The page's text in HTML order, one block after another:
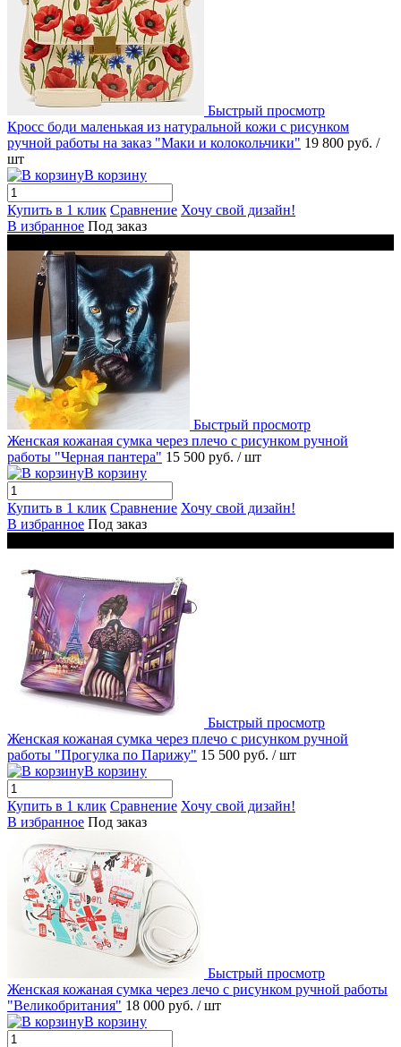
Быстрый просмотр
Кросс боди маленькая из натуральной кожи с рисунком
ручной работы на заказ "Маки и колокольчики" 19 800 руб. /
шт
В корзину
Купить в 1 клик Сравнение Хочу свой дизайн!
В избранное Под заказ
Быстрый просмотр
Женская кожаная сумка через плечо с рисунком ручной
работы "Черная пантера" 15 500 руб. / шт
В корзину
Купить в 1 клик Сравнение Хочу свой дизайн!
В избранное Под заказ
Быстрый просмотр
Женская кожаная сумка через плечо с рисунком ручной
работы "Прогулка по Парижу" 15 500 руб. / шт
В корзину
Купить в 1 клик Сравнение Хочу свой дизайн!
В избранное Под заказ
Быстрый просмотр
Женская кожаная сумка через лечо с рисунком ручной работы
"Великобритания" 18 000 руб. / шт
В корзину